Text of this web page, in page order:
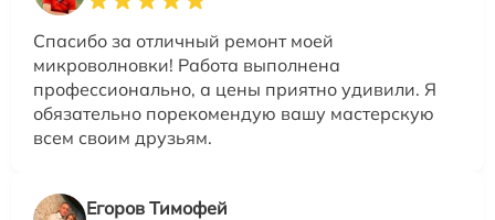
Спасибо за отличный ремонт моей
микроволновки! Работа выполнена
профессионально, а цены приятно удивили. Я
обязательно порекомендую вашу мастерскую
всем своим друзьям.
Егоров Тимофей